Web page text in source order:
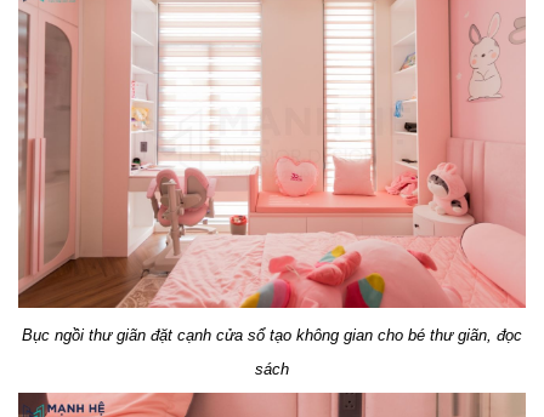
Bục ngồi thư giãn đặt cạnh cửa sổ tạo không gian cho bé thư giãn, đọc
sách